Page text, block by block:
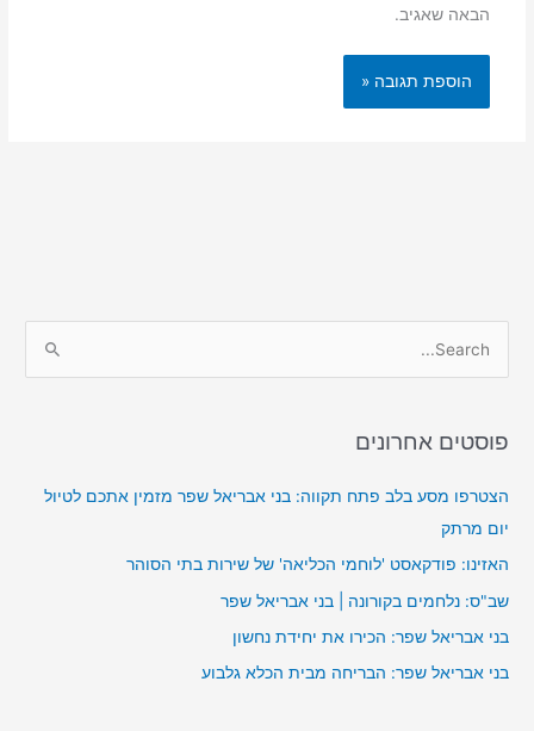
הבאה שאגיב.
r
r
:
פוסטים אחרונים
הצטרפו מסע בלב פתח תקווה: בני אבריאל שפר מזמין אתכם לטיול
יום מרתק
האזינו: פודקאסט 'לוחמי הכליאה' של שירות בתי הסוהר
שב"ס: נלחמים בקורונה | בני אבריאל שפר
בני אבריאל שפר: הכירו את יחידת נחשון
בני אבריאל שפר: הבריחה מבית הכלא גלבוע